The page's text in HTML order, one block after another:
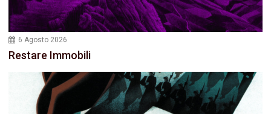
6 Agosto 2026
Restare Immobili